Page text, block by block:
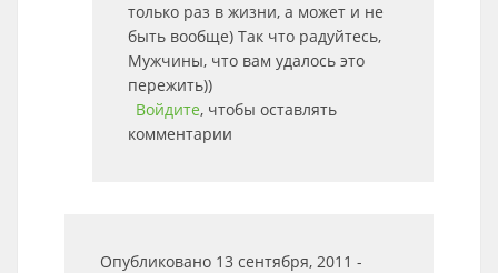
только раз в жизни, а может и не
быть вообще) Так что радуйтесь,
Мужчины, что вам удалось это
пережить))
Войдите, чтобы оставлять
комментарии
Опубликовано 13 сентября, 2011 -